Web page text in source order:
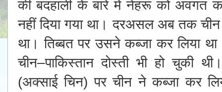
की बदहाली के बारे में नेहरू को अवगत
नहीं दिया गया था। दरअसल अब तक चीन
था। तिब्बत पर उसने कब्जा कर लिया
चीन–पाकिस्तान दोस्ती भी हो चुकी
(अक्साई चिन) पर चीन ने कब्जा कर